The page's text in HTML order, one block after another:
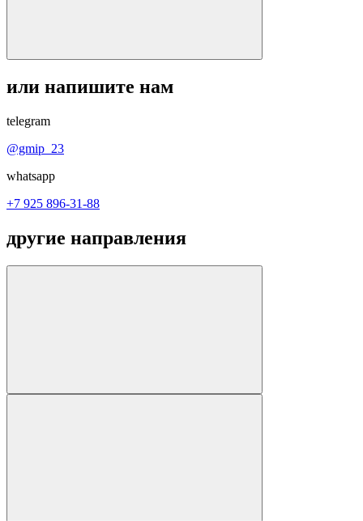
или напишите нам
telegram
@gmip_23
whatsapp
+7 925 896-31-88
другие направления